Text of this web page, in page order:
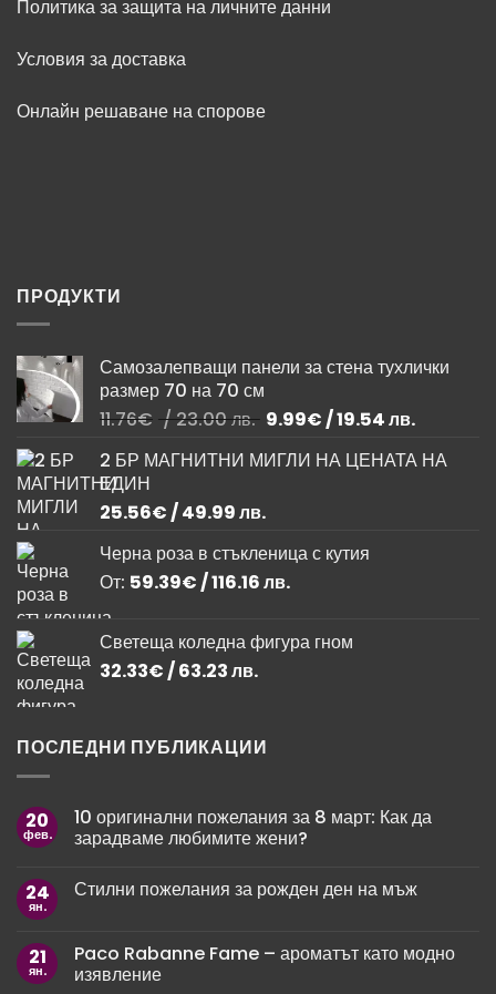
Политика за защита на личните данни
Условия за доставка
Онлайн решаване на спорове
ПРОДУКТИ
Самозалепващи панели за стена тухлички
размер 70 на 70 см
11.76€ / 23.00 лв. Original
was:
/
9.99€ / 19.54 лв.Текущата
е:
2 БР МАГНИТНИ МИГЛИ НА ЦЕНАТА НА
ЕДИН
25.56€ / 49.99 лв.
Черна роза в стъкленица с кутия
От: 59.39€ / 116.16 лв.
Светеща коледна фигура гном
32.33€ / 63.23 лв.
ПОСЛЕДНИ ПУБЛИКАЦИИ
20
фев.
10 оригинални пожелания за 8 март: Как да
зарадваме любимите жени?
за
за
8
март:
24
ян.
Стилни пожелания за рожден ден на мъж
Стилни
пожелания
за
21
ян.
Paco Rabanne Fame – ароматът като модно
изявление